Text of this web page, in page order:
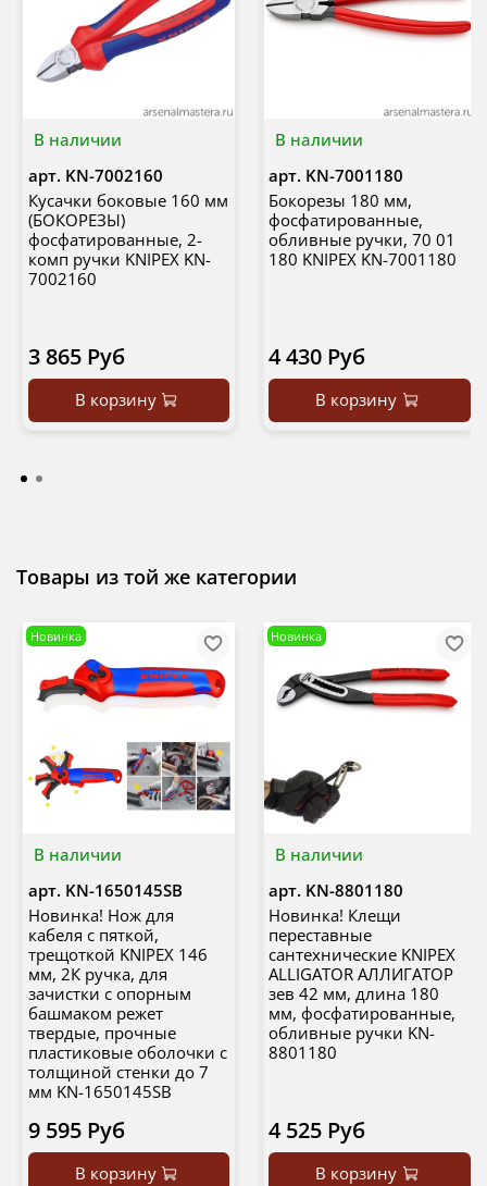
В наличии
арт. KN-7002160
Кусачки боковые 160 мм
(БОКОРЕЗЫ)
фосфатированные, 2-
комп ручки KNIPEX KN-
7002160
3 865 Руб
В корзину
В наличии
арт. KN-7001180
Бокорезы 180 мм,
фосфатированные,
обливные ручки, 70 01
180 KNIPEX KN-7001180
4 430 Руб
В корзину
Товары из той же категории
В наличии
Новинка
арт. KN-1650145SB
Новинка! Нож для
кабеля с пяткой,
трещоткой KNIPEX 146
мм, 2К ручка, для
зачистки c опорным
башмаком режет
твердые, прочные
пластиковые оболочки с
толщиной стенки до 7
мм KN-1650145SB
9 595 Руб
В корзину
В наличии
Новинка
арт. KN-8801180
Новинка! Клещи
переставные
сантехнические KNIPEX
ALLIGATOR АЛЛИГАТОР
зев 42 мм, длина 180
мм, фосфатированные,
обливные ручки KN-
8801180
4 525 Руб
В корзину